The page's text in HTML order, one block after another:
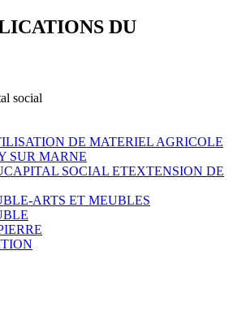
DU
social
DE MATERIEL AGRICOLE
SUR MARNE
SOCIAL ETEXTENSION DE
ARTS ET MEUBLES